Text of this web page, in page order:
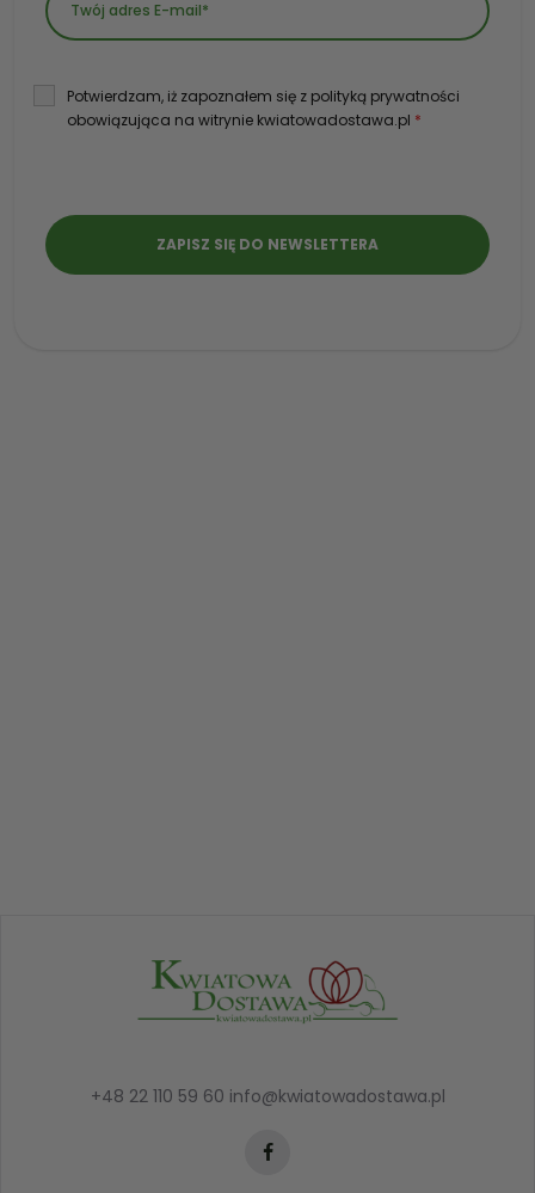
Potwierdzam, iż zapoznałem się z polityką prywatności
obowiązująca na witrynie kwiatowadostawa.pl *
+48 22 110 59 60 info@kwiatowadostawa.pl